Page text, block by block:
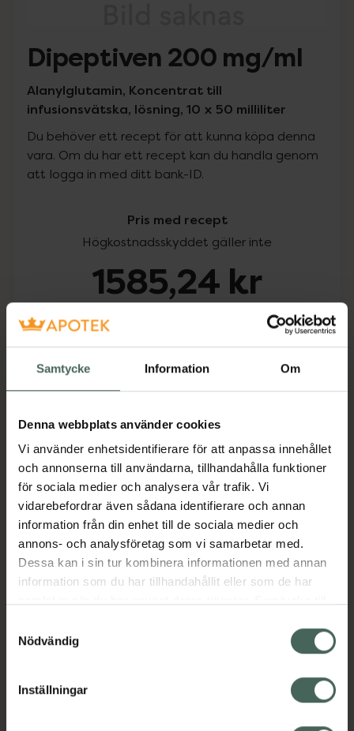
Samtycke Information Om
Denna webbplats använder cookies
Vi använder enhetsidentifierare för att anpassa innehållet
och annonserna till användarna, tillhandahålla funktioner
för sociala medier och analysera vår trafik. Vi
vidarebefordrar även sådana identifierare och annan
information från din enhet till de sociala medier och
annons- och analysföretag som vi samarbetar med.
Dessa kan i sin tur kombinera informationen med annan
information som du har tillhandahållit eller som de har
återkalla ditt samtycke via webbplatsens
cookieinställningar. Ett återkallat samtycke påverkar inte
lagligheten av behandling som skett innan återkallelsen.
Nödvändig
Inställningar
Dipeptiven 200 mg/ml
Alanylglutamin, Koncentrat till
infusionsvätska, lösning, 10 x 50 milliliter
Du behöver ett recept för att kunna köpa denna
vara. Om du har ett recept kan du handla genom
att logga in med ditt bank-ID.
Pris med recept
Högkostnadsskyddet gäller inte
1585,24 kr
Köp via ditt recept
Beskrivning Dölj
Läs alltid bipacksedeln innan
användning.
EAN:07046261669344
Visa